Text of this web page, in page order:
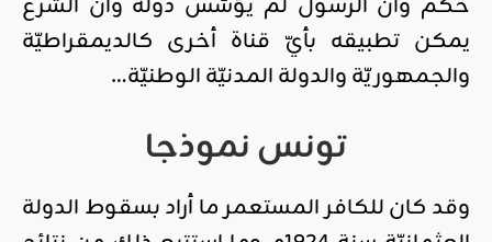
يمكن تطبيقه بأيّ قناة أخرى كالديمقراطيّة
والجمهوريّة والدولة المدنيّة الوطنيّة…
تونس نموذجا
وقد كان للكافر المستعمر ما أراد بسقوط الدولة